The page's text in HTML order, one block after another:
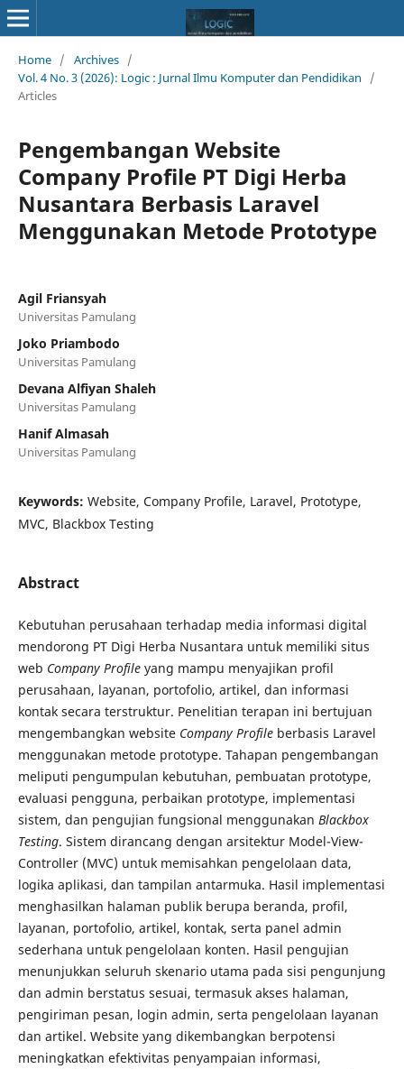
Home / Archives /
Vol. 4 No. 3 (2026): Logic : Jurnal Ilmu Komputer dan Pendidikan
/
Articles
Pengembangan Website
Company Profile PT Digi Herba
Nusantara Berbasis Laravel
Menggunakan Metode Prototype
Agil Friansyah
Universitas Pamulang
Joko Priambodo
Universitas Pamulang
Devana Alfiyan Shaleh
Universitas Pamulang
Hanif Almasah
Universitas Pamulang
Keywords: Website, Company Profile, Laravel, Prototype,
MVC, Blackbox Testing
Abstract
Kebutuhan perusahaan terhadap media informasi digital
mendorong PT Digi Herba Nusantara untuk memiliki situs
web Company Profileyang mampu menyajikan profil
perusahaan, layanan, portofolio, artikel, dan informasi
kontak secara terstruktur. Penelitian terapan ini bertujuan
mengembangkan website Company Profileberbasis Laravel
menggunakan metode prototype. Tahapan pengembangan
meliputi pengumpulan kebutuhan, pembuatan prototype,
evaluasi pengguna, perbaikan prototype, implementasi
sistem, dan pengujian fungsional menggunakan Blackbox
Testing. Sistem dirancang dengan arsitektur Model-View-
Controller (MVC) untuk memisahkan pengelolaan data,
logika aplikasi, dan tampilan antarmuka. Hasil implementasi
menghasilkan halaman publik berupa beranda, profil,
layanan, portofolio, artikel, kontak, serta panel admin
sederhana untuk pengelolaan konten. Hasil pengujian
menunjukkan seluruh skenario utama pada sisi pengunjung
dan admin berstatus sesuai, termasuk akses halaman,
pengiriman pesan, login admin, serta pengelolaan layanan
dan artikel. Website yang dikembangkan berpotensi
meningkatkan efektivitas penyampaian informasi,